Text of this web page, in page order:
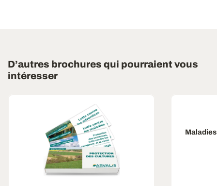
D’autres brochures qui pourraient vous
intéresser